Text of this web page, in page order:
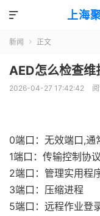
上海

新闻  正文
AED怎么检查维
2026-04-27 17:42:42
0端口：无效端口,通
1端口：传输控制协
2端口：管理实用程
3端口：压缩进程
5端口：远程作业登